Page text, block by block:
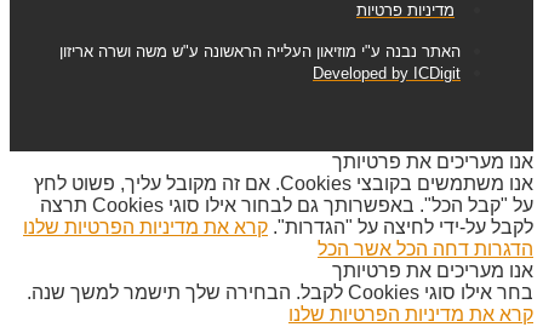
מדיניות פרטיות
האתר נבנה ע"י מוזיאון העלייה הראשונה ע"ש משה ושרה אריזון
Developed by ICDigit
אנו מעריכים את פרטיותך
אנו משתמשים בקובצי Cookies. אם זה מקובל עליך, פשוט לחץ
על "קבל הכל". באפשרותך גם לבחור אילו סוגי Cookies תרצה
לקבל על-ידי לחיצה על "הגדרות". קרא את מדיניות הפרטיות שלנו
הדגרות דחה הכל אשר הכל
אנו מעריכים את פרטיותך
בחר אילו סוגי Cookies לקבל. הבחירה שלך תישמר למשך שנה.
קרא את מדיניות הפרטיות שלנו